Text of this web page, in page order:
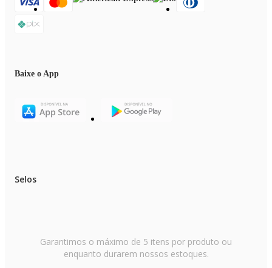
Baixe o App
Selos
Garantimos o máximo de 5 itens por produto ou
enquanto durarem nossos estoques.